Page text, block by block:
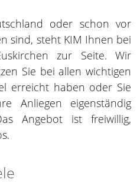
oder schon vor
sind, steht KIM Ihnen bei
zur Seite. Wir
Sie bei allen wichtigen
erreicht haben oder Sie
Anliegen eigenständig
Angebot ist freiwillig,